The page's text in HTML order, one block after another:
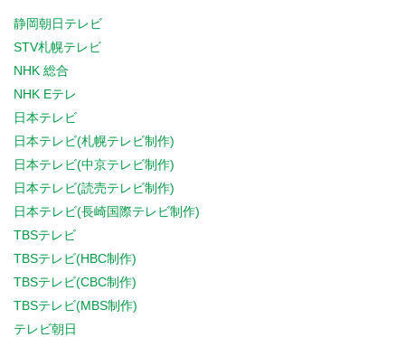
静岡朝日テレビ
STV札幌テレビ
NHK 総合
NHK Eテレ
日本テレビ
日本テレビ(札幌テレビ制作)
日本テレビ(中京テレビ制作)
日本テレビ(読売テレビ制作)
日本テレビ(長崎国際テレビ制作)
TBSテレビ
TBSテレビ(HBC制作)
TBSテレビ(CBC制作)
TBSテレビ(MBS制作)
テレビ朝日